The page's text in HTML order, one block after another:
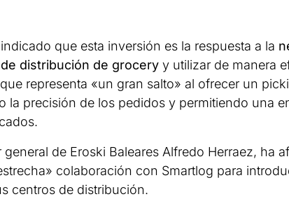
que esta inversión es la respuesta a la
distribución de grocery y utilizar de manera
representa «un gran salto» al ofrecer un
la precisión de los pedidos y permitiendo una
general de Eroski Baleares Alfredo Herraez, ha
colaboración con Smartlog para
centros de distribución.